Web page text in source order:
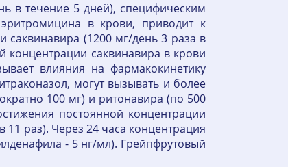
в течение 5 дней), специфическим
в крови, приводит к
(1200 мг/день 3 раза в
концентрации саквинавира в крови
влияния на фармакокинетику
могут вызывать и более
100 мг) и ритонавира (по 500
постоянной концентрации
11 раз). Через 24 часа концентрация
- 5 нг/мл). Грейпфрутовый